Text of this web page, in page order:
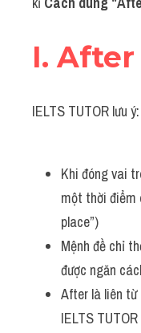
I.
IELTS TUTOR lưu ý:
Khi đóng vai
một thời điểm
place”)
Mệnh đề chỉ
được ngăn
After là liên từ
IELTS